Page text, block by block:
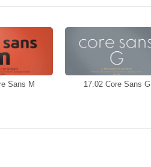
Sans M 17.02 Core Sans G